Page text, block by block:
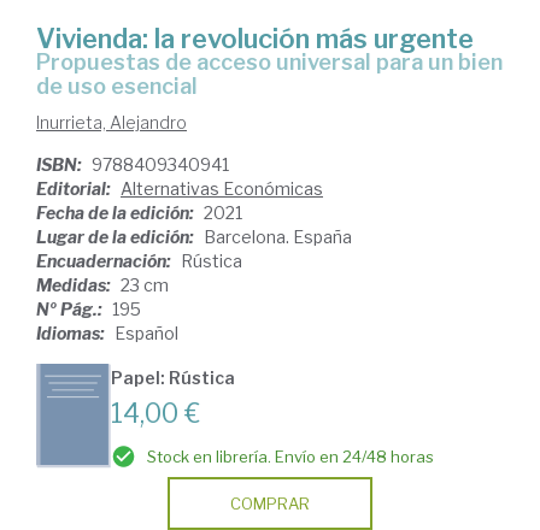
Vivienda: la revolución más urgente
propuestas de acceso universal para un bien
de uso esencial
Inurrieta, Alejandro
ISBN: 9788409340941
Editorial: Alternativas Económicas
Fecha de la edición: 2021
Lugar de la edición: Barcelona. España
Encuadernación: Rústica
Medidas: 23 cm
Nº Pág.: 195
Idiomas: Español
Papel: Rústica
14,00 €
Stock en librería. Envío en 24/48 horas
COMPRAR